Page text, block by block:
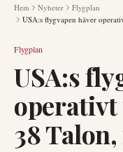
Hem Nyheter
Flygplan
USA:s flygvapen häver
Flygplan
USA:s
38